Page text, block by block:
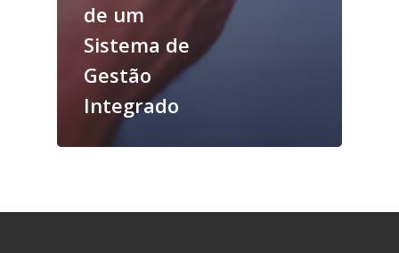
de um
Sistema de
Gestão
Integrado